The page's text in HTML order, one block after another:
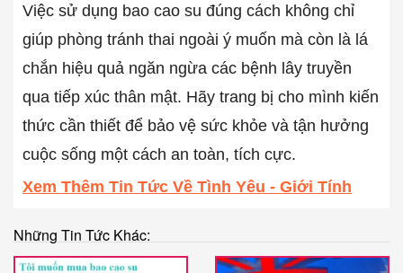
Việc sử dụng bao cao su đúng cách không chỉ
giúp phòng tránh thai ngoài ý muốn mà còn là lá
chắn hiệu quả ngăn ngừa các bệnh lây truyền
qua tiếp xúc thân mật. Hãy trang bị cho mình kiến
thức cần thiết để bảo vệ sức khỏe và tận hưởng
cuộc sống một cách an toàn, tích cực.
Xem Thêm Tin Tức Về Tình Yêu - Giới Tính
Những Tin Tức Khác: